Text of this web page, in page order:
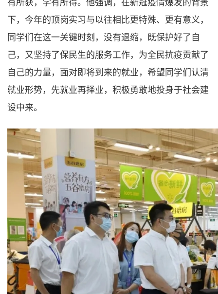
有所获，学有所得。他强调，在新冠疫情爆发的背景
下，今年的顶岗实习与以往相比更特殊、更有意义，
同学们在这一关键时刻，没有退缩，既保护好了自
己，又坚持了保民生的服务工作，为全民抗疫贡献了
自己的力量，面对即将到来的就业，希望同学们认清
就业形势，先就业再择业，积极勇敢地投身于社会建
设中来。